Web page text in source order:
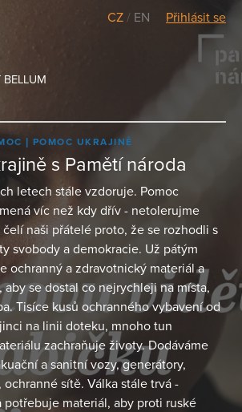
CZ / EN Přihlásit se
BELLUM
POMOC UKRAJINĚ
s Pamětí národa
letech stále vzdoruje. Pomoc
víc než kdy dřív - netolerujme
naši přátelé proto, že se rozhodli s
svobody a demokracie. Už pátým
ochranný a zdravotnický materiál a
aby se dostal co nejrychleji na místa,
Tisíce kusů ochranného vybavení od
na linii doteku, mnoho tun
zachraňuje životy. Dodáváme
a sanitní vozy, generátory,
sítě. Válka stále trvá -
potřebuje materiál, aby proti ruské